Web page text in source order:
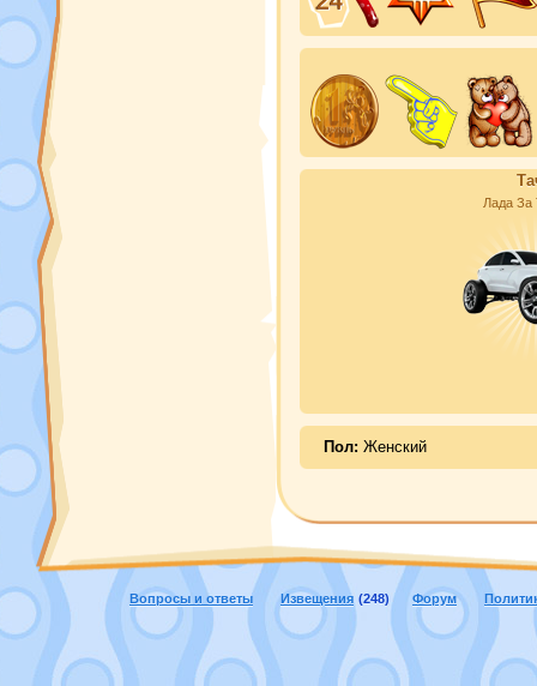
Лада За
Пол: Женский
Вопросы и ответы Извещения (248) Форум